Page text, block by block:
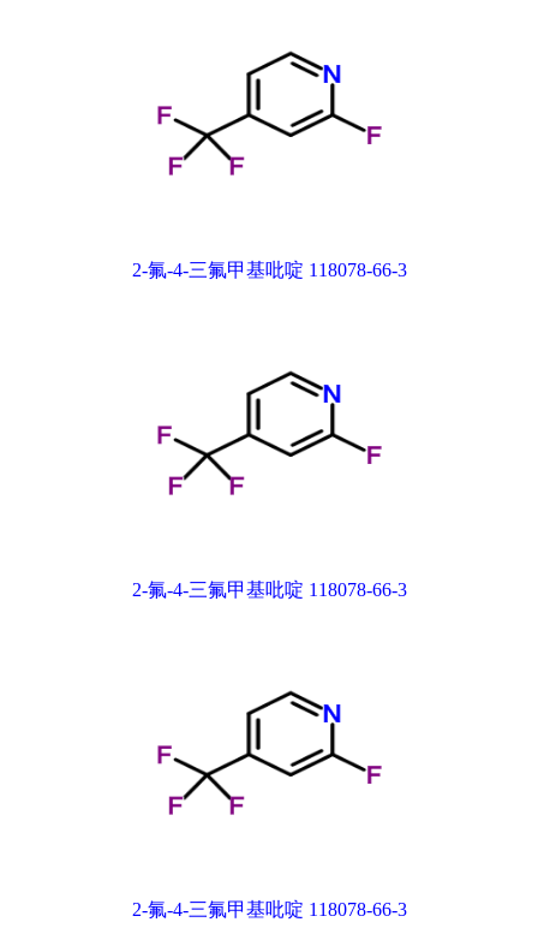
2-氟-4-三氟甲基吡啶 118078-66-3
2-氟-4-三氟甲基吡啶 118078-66-3
2-氟-4-三氟甲基吡啶 118078-66-3